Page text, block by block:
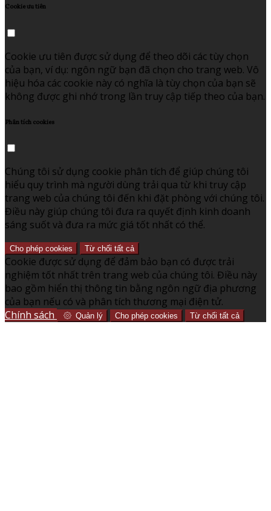
Cookie ưu tiên
Cookie ưu tiên được sử dụng để theo dõi các tùy chọn
của bạn, ví dụ: ngôn ngữ bạn đã chọn cho trang web. Vô
hiệu hóa các cookie này có nghĩa là tùy chọn của bạn sẽ
không được ghi nhớ trong lần truy cập tiếp theo của bạn.
Phân tích cookies
Chúng tôi sử dụng cookie phân tích để giúp chúng tôi
hiểu quy trình mà người dùng trải qua từ khi truy cập
trang web của chúng tôi đến khi đặt phòng với chúng tôi.
Điều này giúp chúng tôi đưa ra quyết định kinh doanh
sáng suốt và đưa ra mức giá tốt nhất có thể.
Cho phép cookies Từ chối tất cả
Cookie được sử dụng để đảm bảo bạn có được trải
nghiệm tốt nhất trên trang web của chúng tôi. Điều này
bao gồm hiển thị thông tin bằng ngôn ngữ địa phương
của bạn nếu có và phân tích thương mại điện tử.
Chính sách
Quản lý Cho phép cookies Từ chối tất cả